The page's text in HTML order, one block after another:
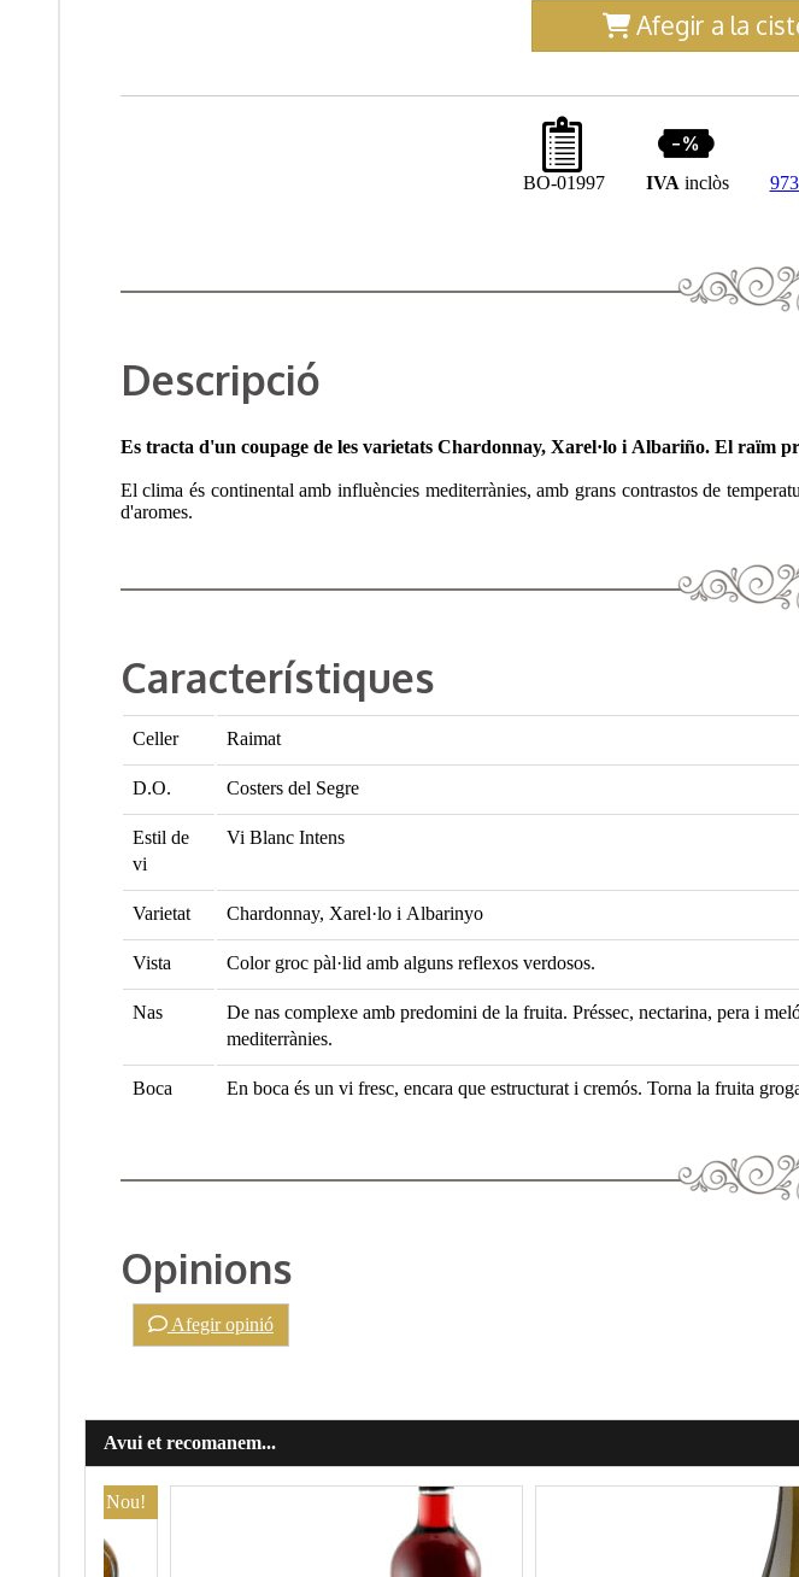
Afegir a la
BO-01997 IVA inclòs
Descripció
Es tracta d'un coupage de les varietats Chardonnay, Xarel·lo i Albariño. El raïm
El clima és continental amb influències mediterrànies, amb grans contrastos de
d'aromes.
Característiques
Celler Raimat
D.O. Costers del Segre
Estil de
vi
Vi Blanc Intens
Varietat Chardonnay, Xarel·lo i Albarinyo
Vista Color groc pàl·lid amb alguns reflexos verdosos.
Nas
De nas complexe amb predomini de la fruita. Préssec, nectarina, pera i
mediterrànies.
Boca En boca és un vi fresc, encara que estructurat i cremós. Torna la fruita
Opinions
Afegir opinió
Avui et recomanem...